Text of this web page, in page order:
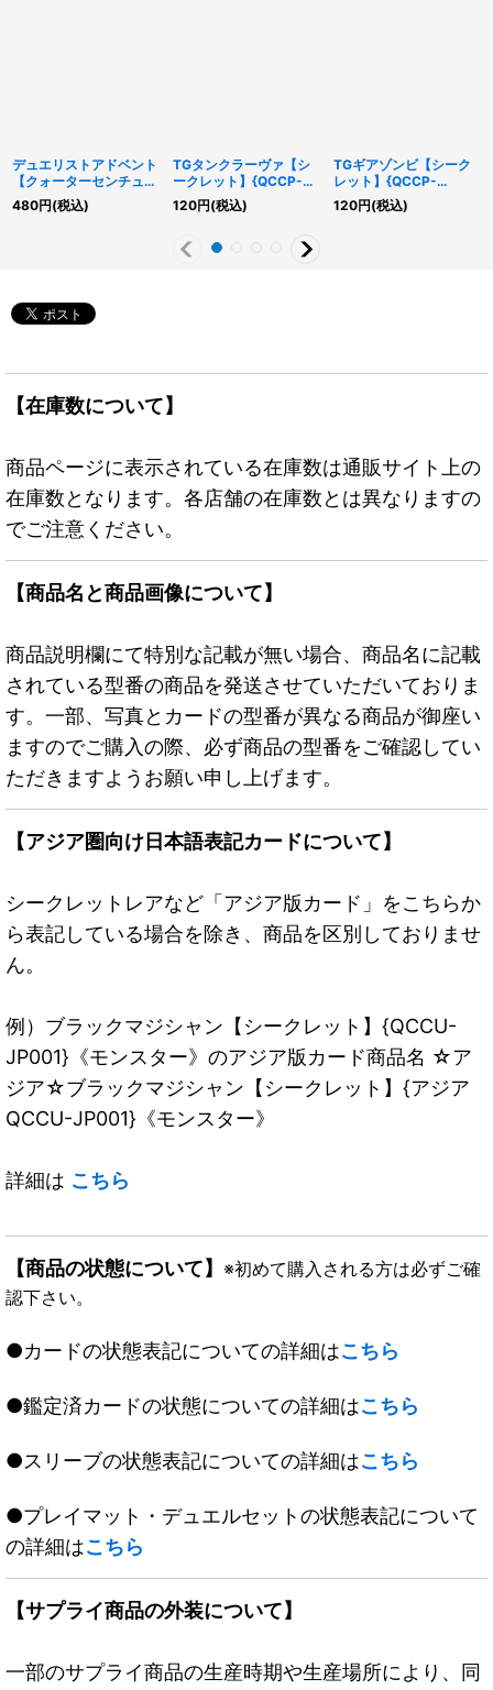
デュエリストアドベント
【クォーターセンチュリ
ーシークレット】
{QCCU-JP092}《魔
480円(税込)
TGタンクラーヴァ【シ
ークレット】{QCCP-
JP039}《モンスター》
120円(税込)
TGギアゾンビ【シーク
レット】{QCCP-
JP040}《モンスター》
120円(税込)
【在庫数について】
商品ページに表示されている在庫数は通販サイト上の
在庫数となります。各店舗の在庫数とは異なりますの
でご注意ください。
【商品名と商品画像について】
商品説明欄にて特別な記載が無い場合、商品名に記載
されている型番の商品を発送させていただいておりま
す。一部、写真とカードの型番が異なる商品が御座い
ますのでご購入の際、必ず商品の型番をご確認してい
ただきますようお願い申し上げます。
【アジア圏向け日本語表記カードについて】
シークレットレアなど「アジア版カード」をこちらか
ら表記している場合を除き、商品を区別しておりませ
ん。
例）ブラックマジシャン【シークレット】{QCCU-
JP001}《モンスター》のアジア版カード商品名 ☆ア
ジア☆ブラックマジシャン【シークレット】{アジア
QCCU-JP001}《モンスター》
詳細は こちら
【商品の状態について】 ※初めて購入される方は必ずご確
認下さい。
●カードの状態表記についての詳細はこちら
●鑑定済カードの状態についての詳細はこちら
●スリーブの状態表記についての詳細はこちら
●プレイマット・デュエルセットの状態表記について
の詳細はこちら
【サプライ商品の外装について】
一部のサプライ商品の生産時期や生産場所により、同